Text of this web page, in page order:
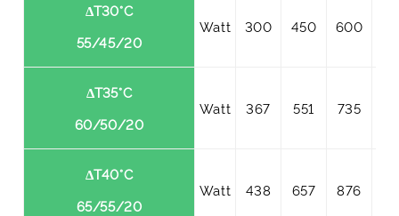
ΔT30°C
55/45/20
Watt 300 450 600
ΔT35°C
60/50/20
Watt 367 551 735
ΔT40°C
65/55/20
Watt 438 657 876